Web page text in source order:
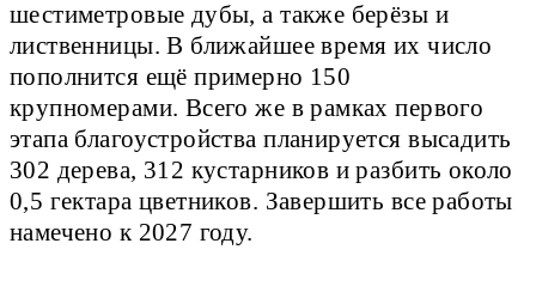
шестиметровые дубы, а также берёзы и
лиственницы. В ближайшее время их число
пополнится ещё примерно 150
крупномерами. Всего же в рамках первого
этапа благоустройства планируется высадить
302 дерева, 312 кустарников и разбить около
0,5 гектара цветников. Завершить все работы
намечено к 2027 году.